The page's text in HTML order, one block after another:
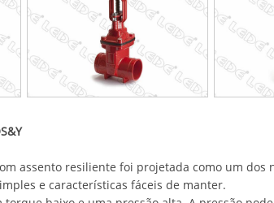
assento resiliente foi projetada como um dos
e características fáceis de manter.